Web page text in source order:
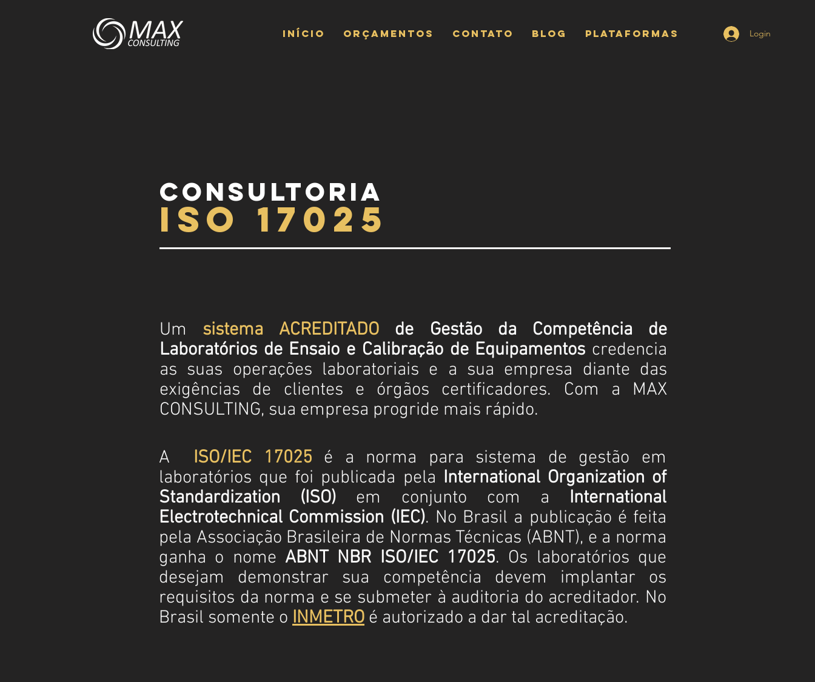
INÍCIO ORÇAMENTOS CONTATO BLOG PLATAFORMAS Login
Consultoria
iSO 17025
Um sistema ACREDITADO de Gestão da Competência de
Laboratórios de Ensaio e Calibração de Equipamentos credencia
as suas operações laboratoriais e a sua empresa diante das
exigências de clientes e órgãos certificadores. Com a MAX
CONSULTING, sua empresa progride mais rápido.
A ISO/IEC 17025 é a norma para sistema de gestão em
laboratórios que foi publicada pela International Organization of
Standardization (ISO) em conjunto com a International
Electrotechnical Commission (IEC). No Brasil a publicação é feita
pela Associação Brasileira de Normas Técnicas (ABNT), e a norma
ganha o nome ABNT NBR ISO/IEC 17025. Os laboratórios que
desejam demonstrar sua competência devem implantar os
requisitos da norma e se submeter à auditoria do acreditador. No
Brasil somente o INMETRO é autorizado a dar tal acreditação.